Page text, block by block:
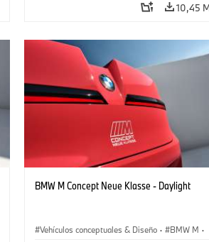
10,45
BMW M Concept Neue Klasse - Daylight
Vehículos conceptuales & Diseño · BMW M ·